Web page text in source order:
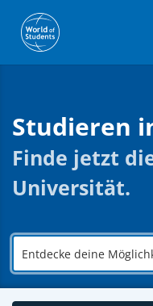
Studieren
Finde jetzt
Universität.
Entdecke
deine
Möglichkeiten